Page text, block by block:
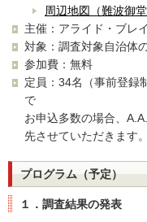
周辺地図（難波御
主催：アライド・ブレ
対象：調査対象自治体
参加費：無料
定員：34名（事前登録
で
お申込多数の場合、
先させていただきます。
プログラム（予定）
１．調査結果の発表